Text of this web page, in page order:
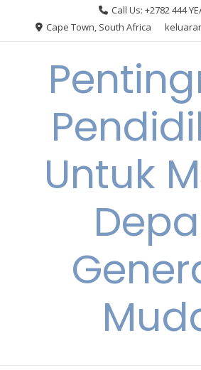
Call Us: +2782 444
Cape Town, South Africa
Untuk